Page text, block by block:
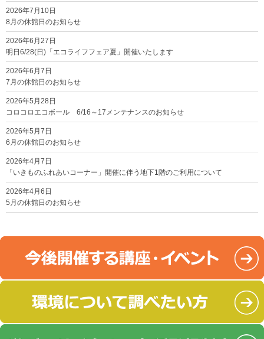
2026年7月10日
8月の休館日のお知らせ
2026年6月27日
明日6/28(日)「エコライフフェア夏」開催いたします
2026年6月7日
7月の休館日のお知らせ
2026年5月28日
コロコロエコボール 6/16～17メンテナンスのお知らせ
2026年5月7日
6月の休館日のお知らせ
2026年4月7日
「いきものふれあいコーナー」開催に伴う地下1階のご利用について
2026年4月6日
5月の休館日のお知らせ